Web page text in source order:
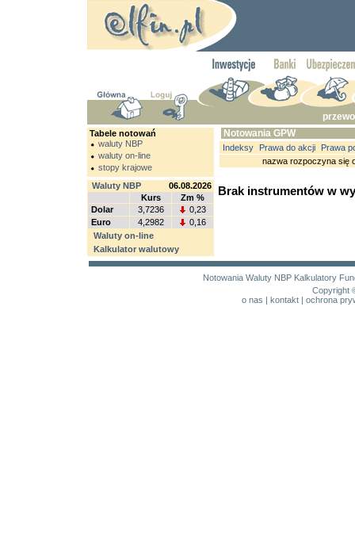
Tabele notowań
waluty NBP
waluty on-line
stopy krajowe
Waluty NBP
06.08.2026
Kurs
Zm %
Dolar
3,7236
0,23
Euro
4,2982
0,16
Waluty on-line
Kalkulator walutowy
Notowania GPW
Indeksy Prawa do akcji
Prawa
nazwa rozpoczyna się
Brak instrumentów w
Notowania Waluty NBP Kalkulatory
Copyright
o nas | kontakt| ochrona